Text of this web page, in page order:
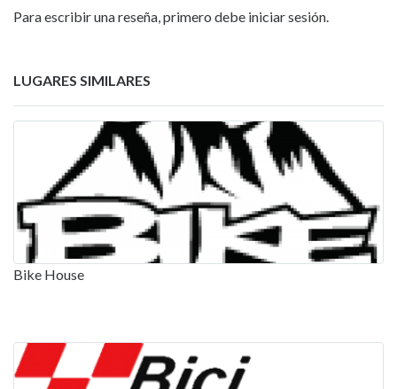
Para escribir una reseña, primero debe iniciar sesión.
LUGARES SIMILARES
Bike House